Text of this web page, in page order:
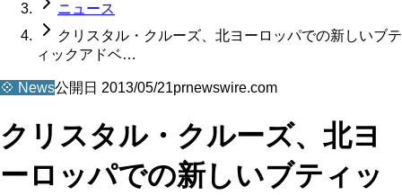
ニュース
クリスタル・クルーズ、北ヨーロッパでの新しいブテ
ィックアドベ…
💠 News公開日 2013/05/21prnewswire.com
クリスタル・クルーズ、北ヨ
ーロッパでの新しいブティッ